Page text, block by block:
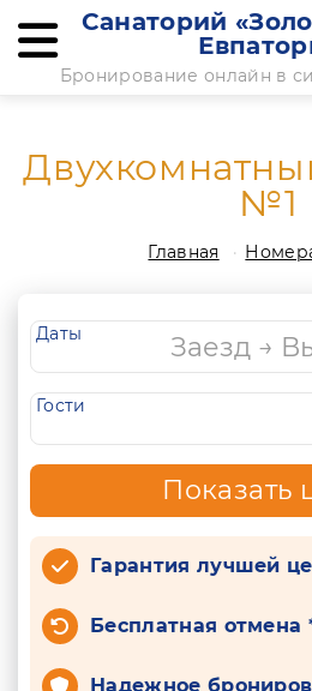
Санаторий
Бронирование онлайн в
№1
Главная
Даты
Гости
Показать
Гарантия лучшей
Бесплатная отмена
Надежное